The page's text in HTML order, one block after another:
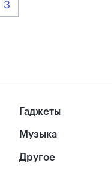
3
Гаджеты
Музыка
Другое